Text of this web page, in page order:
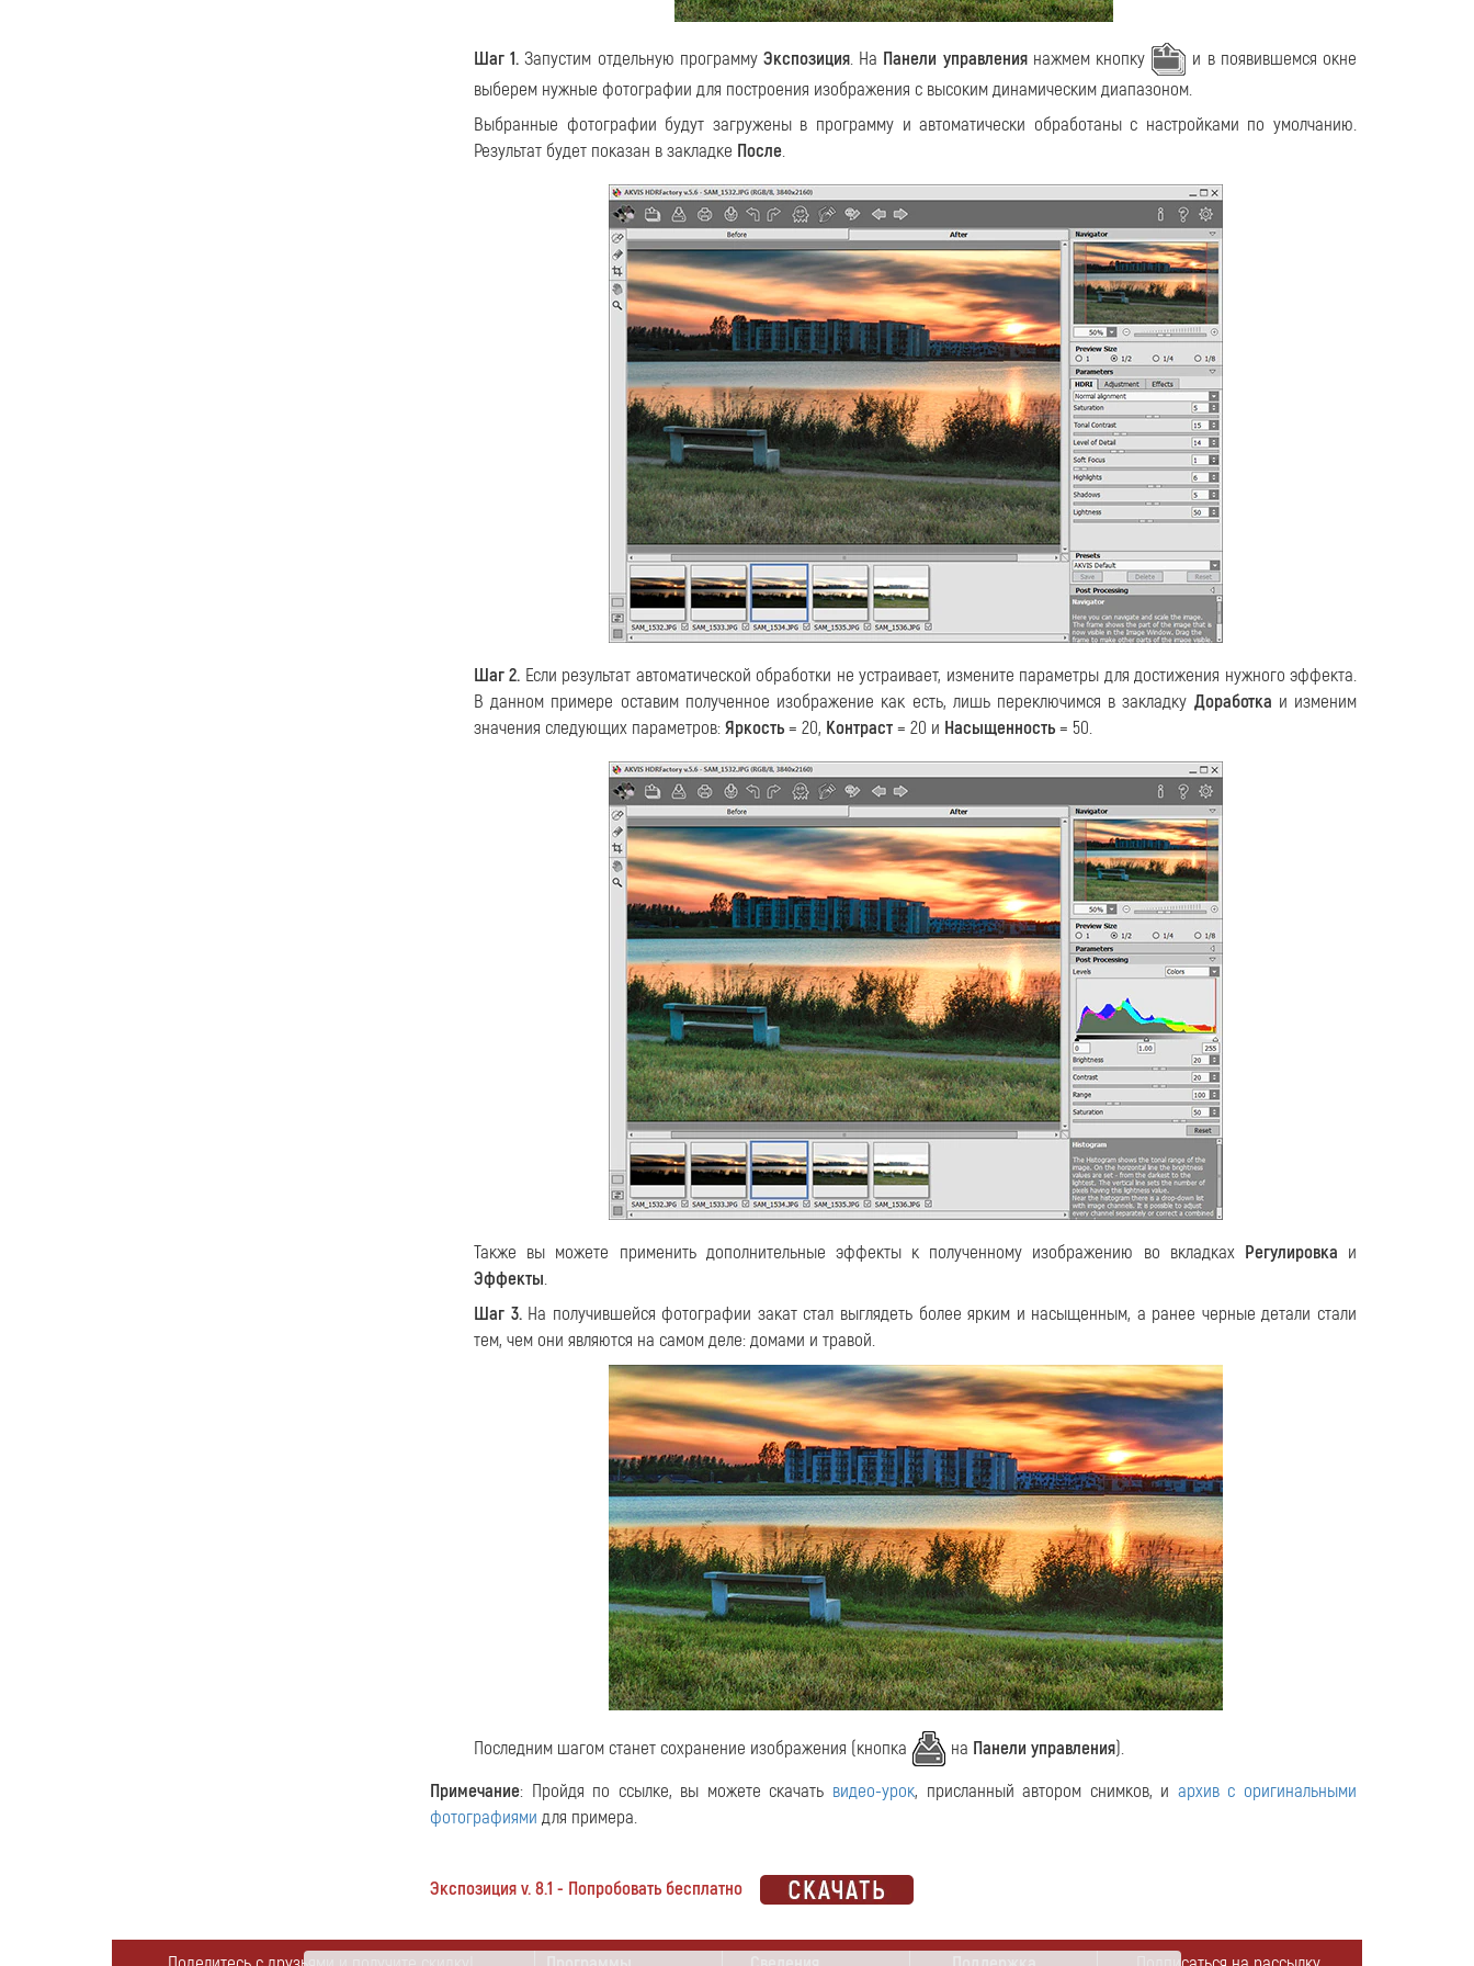
Шаг 1. Запустим отдельную программуЭкспозиция. На Панели управлениянажмем кнопку
и в появившемся окне
выберем нужные фотографии для построения изображения с высоким динамическим диапазоном.
Выбранные фотографии будут загружены в программу и автоматически обработаны с настройками по умолчанию.
Результат будет показан в закладке После.
Шаг 2. Если результат автоматической обработки не устраивает, измените параметры для достижения нужного эффекта.
В данном примере оставим полученное изображение как есть, лишь переключимся в закладку Доработка и изменим
значения следующих параметров:Яркость= 20, Контраст= 20 и Насыщенность= 50.
Также вы можете применить дополнительные эффекты к полученному изображению во вкладках Регулировка и
Эффекты.
Шаг 3.На получившейся фотографии закат стал выглядеть более ярким и насыщенным, а ранее черные детали стали
тем, чем они являются на самом деле: домами и травой.
Последним шагом станет сохранение изображения (кнопка на Панели управления).
Примечание: Пройдя по ссылке, вы можете скачать видео-урок, присланный автором снимков, и архив с оригинальными
фотографиями для примера.
Экспозиция v. 8.1 - Попробовать бесплатно